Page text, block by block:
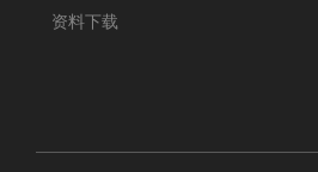
资料下载